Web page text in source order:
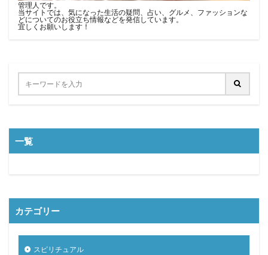
管理人です。
当サイトでは、気になった生活の疑問、占い、グルメ、ファッションな
どについてのお役立ち情報などを発信しています。
宜しくお願いします！
一覧
カテゴリー
スピリチュアル